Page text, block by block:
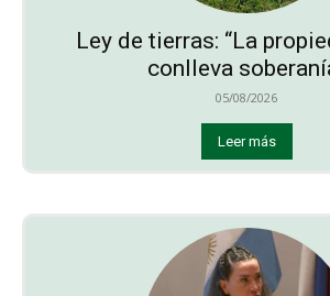
Ley de tierras: “La
conlleva
05/08/2026
Leer más